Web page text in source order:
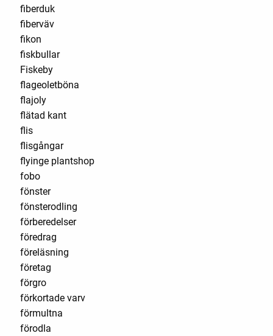
fiberduk
fiberväv
fikon
fiskbullar
Fiskeby
flageoletböna
flajoly
flätad kant
flis
flisgångar
flyinge plantshop
fobo
fönster
fönsterodling
förberedelser
föredrag
föreläsning
företag
förgro
förkortade varv
förmultna
förodla